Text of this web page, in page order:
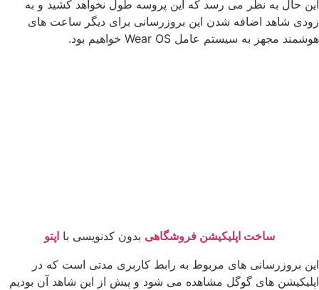
این حال به نظر می رسد که این پروسه طول نخواهد کشید و به
زودی شاهد اضافه شدن این بروزرسانی برای دیگر ساعت های
هوشمند مجهز به سیستم عامل Wear OS خواهیم بود.
ساخت اپلیکیشن فروشگاهی بدون کدنویسی با اپتو
این بروزرسانی های مربوط به رابط کاربری مدتی است که در
اپلیکیشن های گوگل مشاهده می شود و پیش از این شاهد آن بودیم